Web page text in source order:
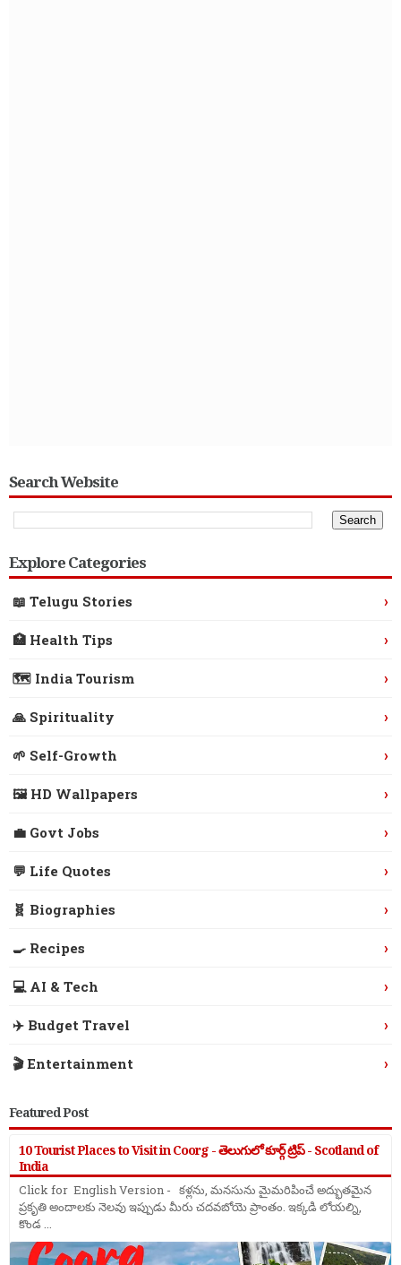
Search Website
Explore Categories
📖 Telugu Stories ›
🏥 Health Tips ›
🗺️ India Tourism ›
🙏 Spirituality ›
🌱 Self-Growth ›
🖼️ HD Wallpapers ›
💼 Govt Jobs ›
💬 Life Quotes ›
🧬 Biographies ›
🍳 Recipes ›
💻 AI & Tech ›
✈️ Budget Travel ›
🎬 Entertainment ›
Featured Post
10 Tourist Places to Visit in Coorg - తెలుగులో కూర్గ్ ట్రిప్ - Scotland of
India
Click for English Version - కళ్లను, మనసును మైమరిపించే అద్భుతమైన
ప్రకృతి అందాలకు నెలవు ఇప్పుడు మీరు చదవబోయె ప్రాంతం. ఇక్కడి లోయల్ని,
కొండ ...